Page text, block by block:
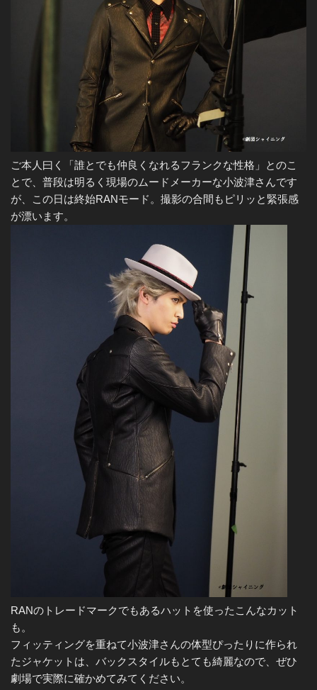
ご本人曰く「誰とでも仲良くなれるフランクな性格」とのこ
とで、普段は明るく現場のムードメーカーな小波津さんです
が、この日は終始RANモード。撮影の合間もピリッと緊張感
が漂います。
RANのトレードマークでもあるハットを使ったこんなカット
も。
フィッティングを重ねて小波津さんの体型ぴったりに作られ
たジャケットは、バックスタイルもとても綺麗なので、ぜひ
劇場で実際に確かめてみてください。